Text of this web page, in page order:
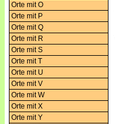
Orte mit O
Orte mit P
Orte mit Q
Orte mit R
Orte mit S
Orte mit T
Orte mit U
Orte mit V
Orte mit W
Orte mit X
Orte mit Y